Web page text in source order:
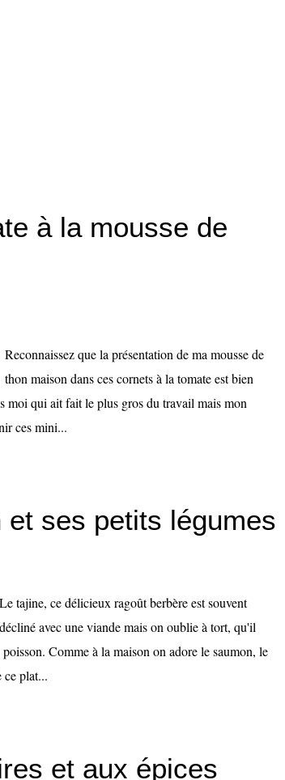
à la mousse de
Reconnaissez que la présentation de ma mousse de
thon maison dans ces cornets à la tomate est bien
moi qui ait fait le plus gros du travail mais mon
ces mini...
et ses petits légumes
Le tajine, ce délicieux ragoût berbère est souvent
décliné avec une viande mais on oublie à tort, qu'il
Comme à la maison on adore le saumon, le
plat...
et aux épices